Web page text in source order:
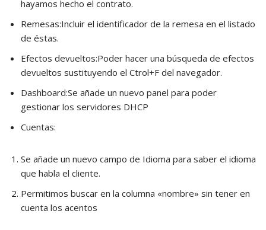
hayamos hecho el contrato.
Remesas:Incluir el identificador de la remesa en el listado
de éstas.
Efectos devueltos:Poder hacer una búsqueda de efectos
devueltos sustituyendo el Ctrol+F del navegador.
Dashboard:Se añade un nuevo panel para poder
gestionar los servidores DHCP
Cuentas:
Se añade un nuevo campo de Idioma para saber el idioma
que habla el cliente.
Permitimos buscar en la columna «nombre» sin tener en
cuenta los acentos